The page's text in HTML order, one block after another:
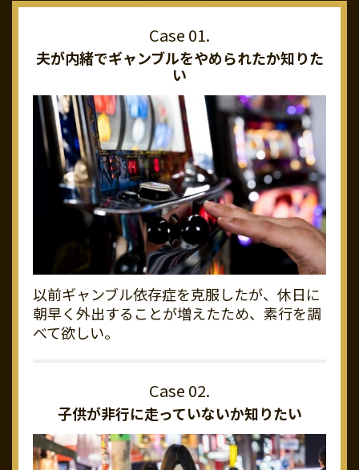
夫が内緒でギャンブルをやめられたか知りた
い
以前ギャンブル依存症を克服したが、休日に
朝早く外出することが増えたため、素行を調
べて欲しい。
子供が非行に走っていないか知りたい